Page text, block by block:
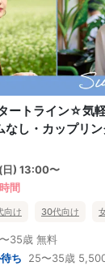
ートライン☆気
し・カップリ
) 13:00〜
間
向け 30代向け
35歳 無料
ち 25〜35歳